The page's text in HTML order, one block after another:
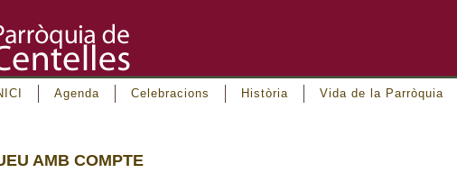
Agenda Celebracions Història Vida de la Parròquia
AMB COMPTE